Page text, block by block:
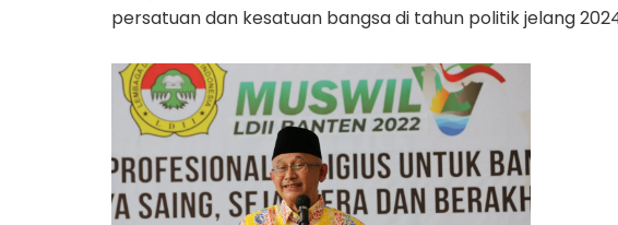
persatuan dan kesatuan bangsa di tahun politik jelang